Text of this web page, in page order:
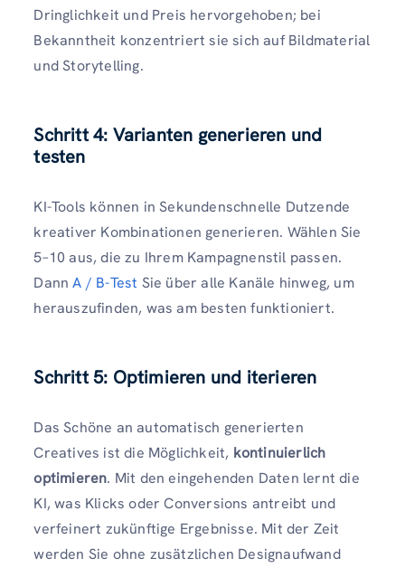
Dringlichkeit und Preis hervorgehoben; bei
Bekanntheit konzentriert sie sich auf Bildmaterial
und Storytelling.
Schritt 4: Varianten generieren und
testen
KI-Tools können in Sekundenschnelle Dutzende
kreativer Kombinationen generieren. Wählen Sie
5–10 aus, die zu Ihrem Kampagnenstil passen.
DannA / B-Test Sie über alle Kanäle hinweg, um
herauszufinden, was am besten funktioniert.
Schritt 5: Optimieren und iterieren
Das Schöne an automatisch generierten
Creatives ist die Möglichkeit, kontinuierlich
optimieren. Mit den eingehenden Daten lernt die
KI, was Klicks oder Conversions antreibt und
verfeinert zukünftige Ergebnisse. Mit der Zeit
werden Sie ohne zusätzlichen Designaufwand